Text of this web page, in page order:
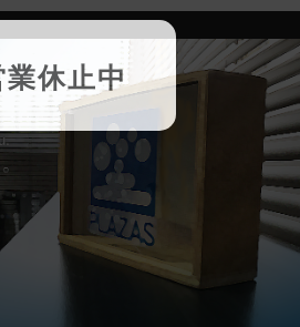
けよう。
業休止中